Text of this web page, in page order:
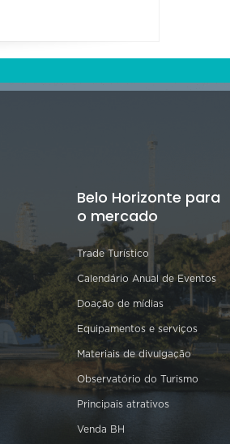
Belo Horizonte para
o mercado
Trade Turístico
Calendário Anual de Eventos
Doação de mídias
Equipamentos e serviços
Materiais de divulgação
Observatório do Turismo
Principais atrativos
Venda BH